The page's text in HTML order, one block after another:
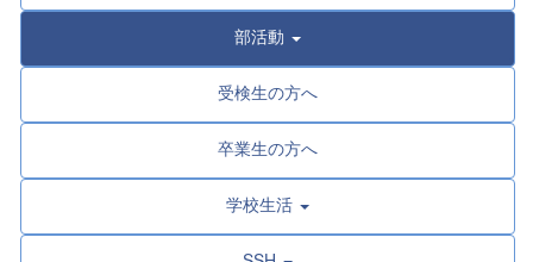
部活動
受検生の方へ
卒業生の方へ
学校生活